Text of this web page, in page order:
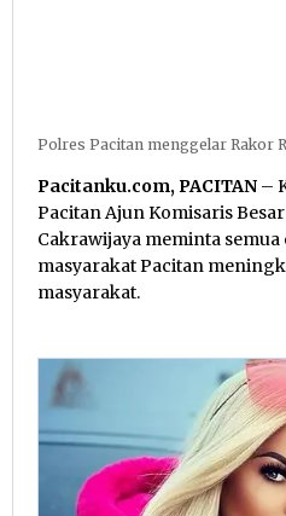
Polres Pacitan menggelar Rakor
Pacitanku.com, PACITAN –
Pacitan Ajun Komisaris
Cakrawijaya meminta
masyarakat Pacitan
masyarakat.